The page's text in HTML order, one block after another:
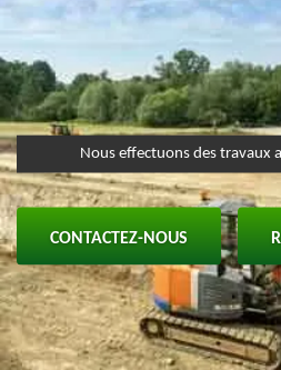
Nous effectuons des travaux
CONTACTEZ-NOUS